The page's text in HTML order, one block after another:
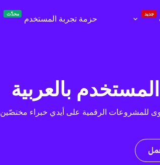
جديد
حزمة تجربة المستخدم
محدّث
بالعربية
للمشروعات الرقمية على أيدي خبراء مختصّين